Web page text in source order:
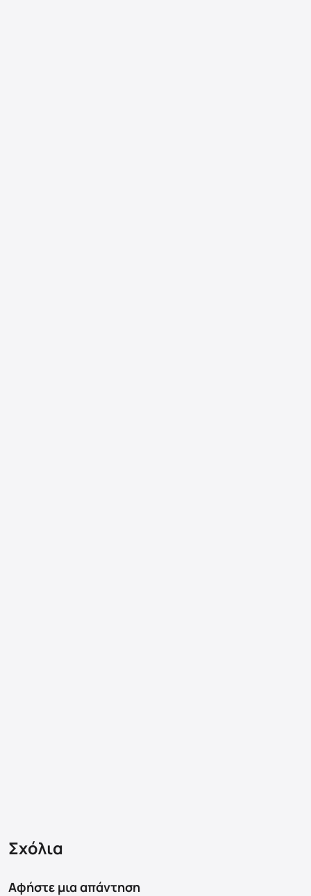
Σχόλια
Αφήστε μια απάντηση